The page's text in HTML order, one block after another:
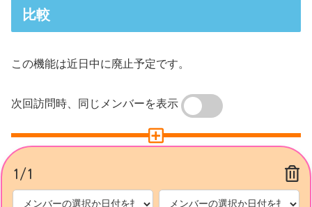
比較
この機能は近日中に廃止予定です。
次回訪問時、同じメンバーを表示
1/1